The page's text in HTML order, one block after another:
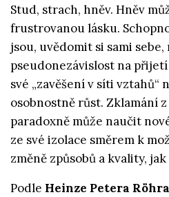
Stud, strach, hněv. Hněv
frustrovanou lásku.
jsou, uvědomit si sami
pseudonezávislost na
své „zavěšení v síti vztahů“
osobnostně růst. Zklamání
paradoxně může naučit
ze své izolace směrem k
změně způsobů a kvality,
Podle Heinze Petera Röhra